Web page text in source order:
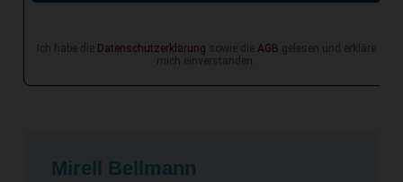
Ich habe die Datenschutzerklärung sowie die AGB gelesen und erkläre
mich einverstanden.
Mirell Bellmann